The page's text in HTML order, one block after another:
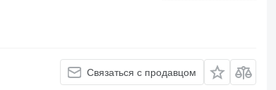
Связаться с продавцом